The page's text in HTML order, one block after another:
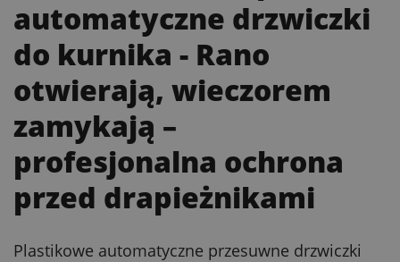
automatyczne drzwiczki
do kurnika - Rano
otwierają, wieczorem
zamykają –
profesjonalna ochrona
przed drapieżnikami
Plastikowe automatyczne przesuwne drzwiczki